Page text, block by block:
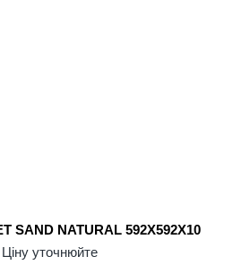
SAND NATURAL 592X592X10
Ціну уточнюйте